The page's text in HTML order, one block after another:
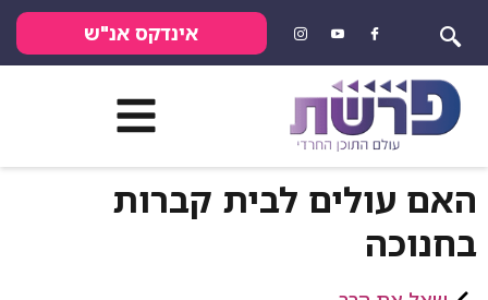
אינדקס אנ"ש
האם עולים לבית קברות
בחנוכה